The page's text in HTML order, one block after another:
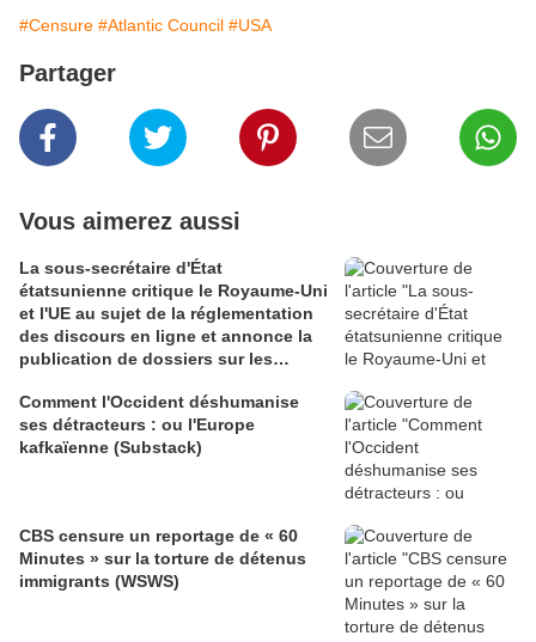
#Censure #Atlantic Council #USA
Partager
Vous aimerez aussi
La sous-secrétaire d'État
étatsunienne critique le Royaume-Uni
et l'UE au sujet de la réglementation
des discours en ligne et annonce la
publication de dossiers sur les
The Net)
Comment l'Occident déshumanise
ses détracteurs : ou l'Europe
kafkaïenne (Substack)
CBS censure un reportage de « 60
Minutes » sur la torture de détenus
immigrants (WSWS)